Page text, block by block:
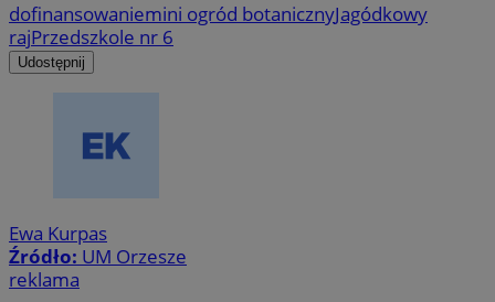
dofinansowaniemini ogród botanicznyJagódkowy
rajPrzedszkole nr 6
Udostępnij
Ewa Kurpas
Źródło: UM Orzesze
reklama